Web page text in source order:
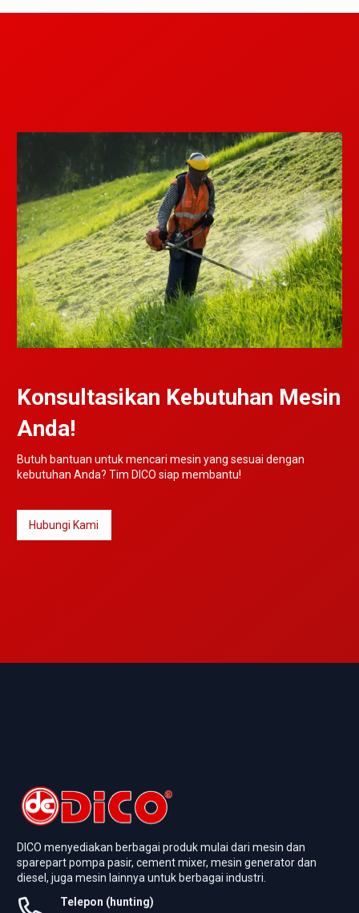
Konsultasikan Kebutuhan Mesin
Anda!
Butuh bantuan untuk mencari mesin yang sesuai dengan
kebutuhan Anda? Tim DICO siap membantu!
Hubungi Kami
DICO menyediakan berbagai produk mulai dari mesin dan
sparepart pompa pasir, cement mixer, mesin generator dan
diesel, juga mesin lainnya untuk berbagai industri.
Telepon (hunting)